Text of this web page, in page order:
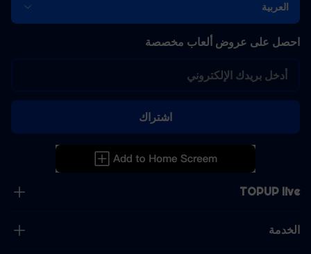
العربية
TOPUP live
الخدمة
احصل على عروض ألعاب مخصصة
اشتراك